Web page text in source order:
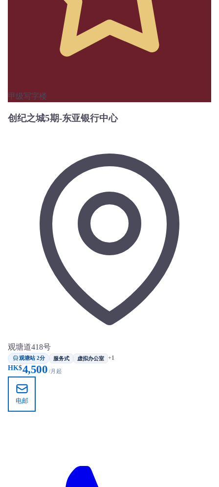
甲级写字楼
创纪之城5期-东亚银行中心
观塘道418号
观塘站 2分 服务式 虚拟办公室 +1
HK$4,500 /月起
电邮